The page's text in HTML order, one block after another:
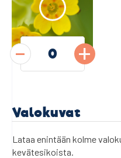
- +
Valokuvat
Lataa enintään kolme
kevätesikoista.